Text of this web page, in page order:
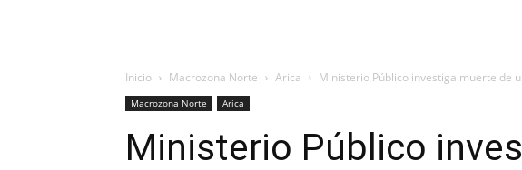
Inicio Macrozona Norte Arica Ministerio Público investiga muerte de
Macrozona Norte Arica
Ministerio Público